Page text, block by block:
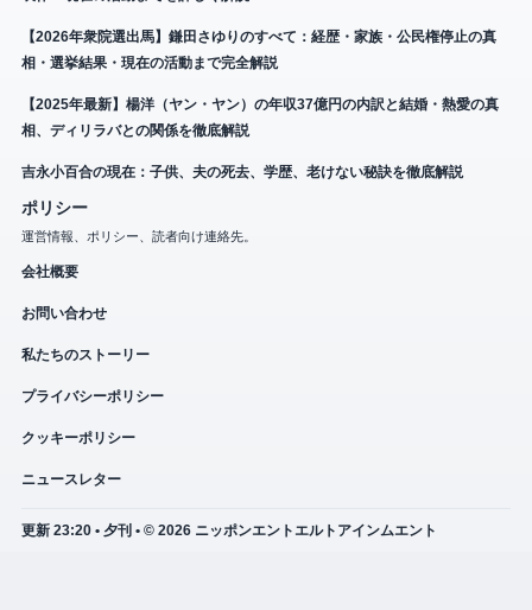
【2026年衆院選出馬】鎌田さゆりのすべて：経歴・家族・公民権停止の真
相・選挙結果・現在の活動まで完全解説
【2025年最新】楊洋（ヤン・ヤン）の年収37億円の内訳と結婚・熱愛の真
相、ディリラバとの関係を徹底解説
吉永小百合の現在：子供、夫の死去、学歴、老けない秘訣を徹底解説
ポリシー
運営情報、ポリシー、読者向け連絡先。
会社概要
お問い合わせ
私たちのストーリー
プライバシーポリシー
クッキーポリシー
ニュースレター
更新 23:20 • 夕刊 • © 2026 ニッポンエントエルトアインムエント